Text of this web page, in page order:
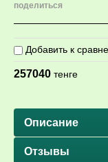
поделиться
Добавить к
257040 тенге
Описание
Отзывы